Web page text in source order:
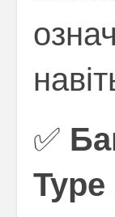
✅
Type